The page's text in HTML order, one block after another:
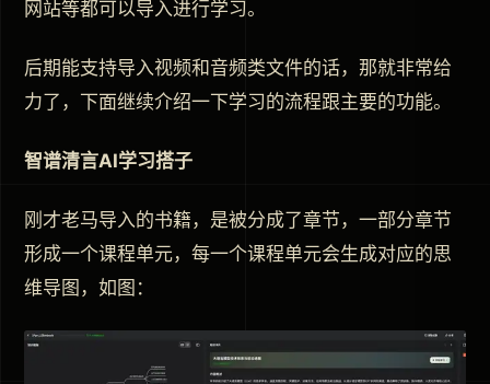
网站等都可以导入进行学习。
后期能支持导入视频和音频类文件的话，那就非常给
力了，下面继续介绍一下学习的流程跟主要的功能。
智谱清言AI学习搭子
刚才老马导入的书籍，是被分成了章节，一部分章节
形成一个课程单元，每一个课程单元会生成对应的思
维导图，如图：